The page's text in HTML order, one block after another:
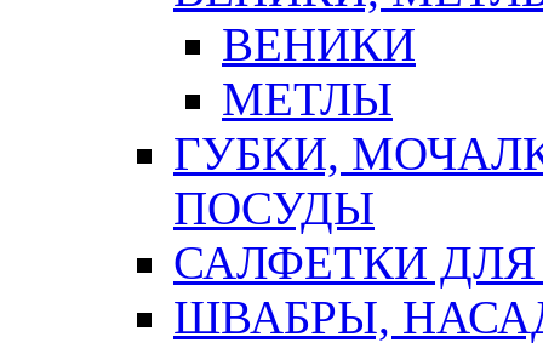
ВЕНИКИ
МЕТЛЫ
ГУБКИ,
ПОСУДЫ
САЛФЕТКИ
ШВАБРЫ,